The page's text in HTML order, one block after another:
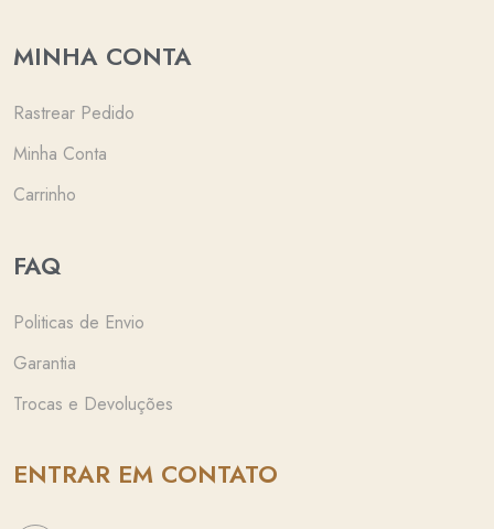
MINHA CONTA
Rastrear Pedido
Minha Conta
Carrinho
FAQ
Politicas de Envio
Garantia
Trocas e Devoluções
ENTRAR EM CONTATO